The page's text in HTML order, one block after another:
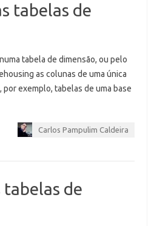
tabelas de
tabela de dimensão, ou pelo
as colunas de uma única
exemplo, tabelas de uma base
Carlos Pampulim Caldeira
de